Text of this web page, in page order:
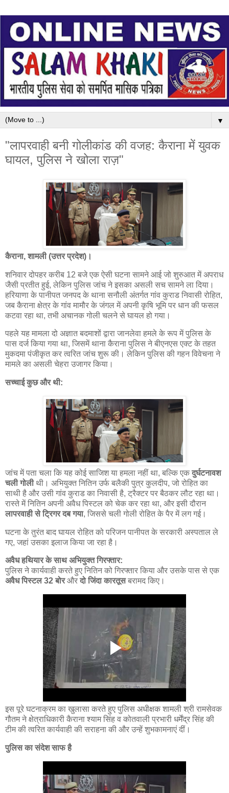
▼
"लापरवाही बनी गोलीकांड की वजह: कैराना में युवक
घायल, पुलिस ने खोला राज़"
कैराना, शामली (उत्तर प्रदेश)।
शनिवार दोपहर करीब 12 बजे एक ऐसी घटना सामने आई जो शुरुआत में अपराध
जैसी प्रतीत हुई, लेकिन पुलिस जांच ने इसका असली सच सामने ला दिया।
हरियाणा के पानीपत जनपद के थाना सनौली अंतर्गत गांव कुराड निवासी रोहित,
जब कैराना क्षेत्र के गांव मामौर के जंगल में अपनी कृषि भूमि पर धान की फसल
कटवा रहा था, तभी अचानक गोली चलने से घायल हो गया।
पहले यह मामला दो अज्ञात बदमाशों द्वारा जानलेवा हमले के रूप में पुलिस के
पास दर्ज किया गया था, जिसमें थाना कैराना पुलिस ने बीएनएस एक्ट के तहत
मुकदमा पंजीकृत कर त्वरित जांच शुरू की। लेकिन पुलिस की गहन विवेचना ने
मामले का असली चेहरा उजागर किया।
सच्चाई कुछ और थी:
जांच में पता चला कि यह कोई साजिश या हमला नहीं था, बल्कि एकदुर्घटनावश
चली गोलीथी। अभियुक्त नितिन उर्फ बलैकी पुत्र कुलदीप, जो रोहित का
साथी है और उसी गांव कुराड का निवासी है, ट्रैक्टर पर बैठकर लौट रहा था।
रास्ते में नितिन अपनी अवैध पिस्टल को चेक कर रहा था, और इसी दौरान
लापरवाही से ट्रिगर दब गया, जिससे चली गोली रोहित के पैर में लग गई।
घटना के तुरंत बाद घायल रोहित को परिजन पानीपत के सरकारी अस्पताल ले
गए, जहां उसका इलाज किया जा रहा है।
अवैध हथियार के साथ अभियुक्त गिरफ्तार:
पुलिस ने कार्यवाही करते हुए नितिन को गिरफ्तार किया और उसके पास से एक
अवैध पिस्टल 32 बोरऔरदो जिंदा कारतूसबरामद किए।
इस पूरे घटनाक्रम का खुलासा करते हुए पुलिस अधीक्षक शामली श्री रामसेवक
गौतम ने क्षेत्राधिकारी कैराना श्याम सिंह व कोतवाली प्रभारी धर्मेंद्र सिंह की
टीम की त्वरित कार्यवाही की सराहना की और उन्हें शुभकामनाएं दीं।
पुलिस का संदेश साफ है